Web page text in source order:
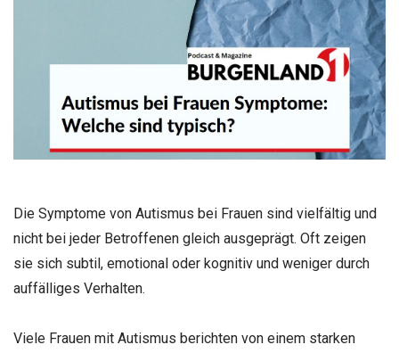
Die Symptome von Autismus bei Frauen sind vielfältig und
nicht bei jeder Betroffenen gleich ausgeprägt. Oft zeigen
sie sich subtil, emotional oder kognitiv und weniger durch
auffälliges Verhalten.
Viele Frauen mit Autismus berichten von einem starken